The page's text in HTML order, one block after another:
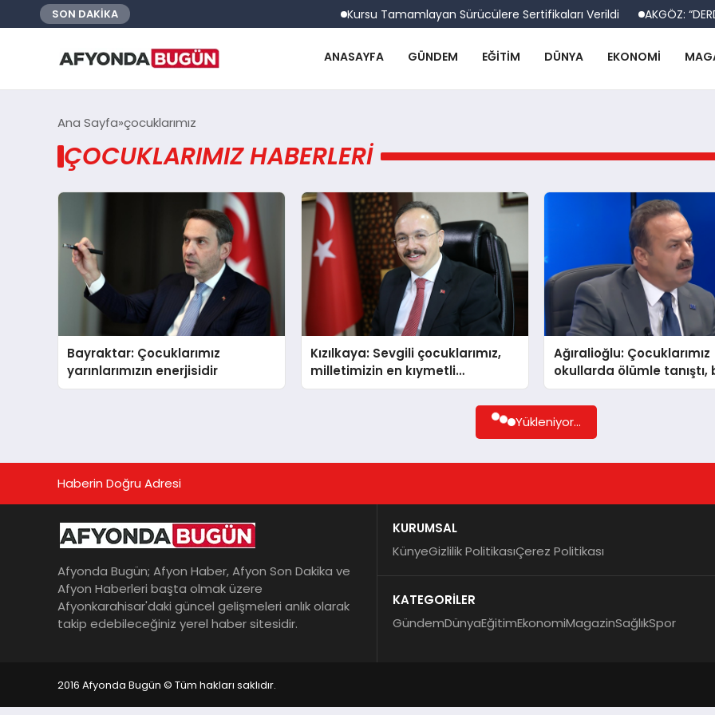
SON DAKİKA Kursu Tamamlayan Sürücülere Sertifikaları Verildi AKGÖZ:
ANASAYFA GÜNDEM EĞITIM DÜNYA EKONOMI
Ana Sayfa çocuklarımız
ÇOCUKLARIMIZ HABERLERI
Bayraktar: Çocuklarımız
yarınlarımızın enerjisidir
Kızılkaya: Sevgili çocuklarımız,
milletimizin en kıymetli
emanetidir
Ağıralioğlu: Çocuklarımız
okullarda ölümle tanıştı,
utanç siyasetin
Yükleniyor...
Haberin Doğru Adresi
Afyonda Bugün; Afyon Haber, Afyon Son Dakika ve
Afyon Haberleri başta olmak üzere
Afyonkarahisar'daki güncel gelişmeleri anlık olarak
takip edebileceğiniz yerel haber sitesidir.
KURUMSAL
KünyeGizlilik PolitikasıÇerez Politikası
KATEGORİLER
GündemDünyaEğitimEkonomiMagazinSağlıkSpor
2016 Afyonda Bugün © Tüm hakları saklıdır.